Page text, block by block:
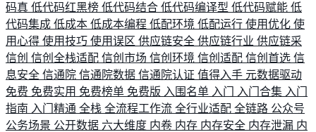
码真 低代码红黑榜 低代码结合 低代码编译型 低代码赋能 低
代码集成 低成本 低成本编程 低配环境 低配运行 使用优化 使
用心得 使用技巧 使用误区 供应链安全 供应链行业 供应链采
信创 信创全栈适配 信创市场 信创环境 信创适配 信创首选 信
息安全 信通院 信通院数据 信通院认证 值得入手 元数据驱动
免费 免费实用 免费榜单 免费版 入围名单 入门 入门合集 入门
指南 入门精通 全栈 全流程工作流 全行业适配 全链路 公众号
公务场景 公开数据 六大维度 内卷 内存 内存安全 内存泄漏 内